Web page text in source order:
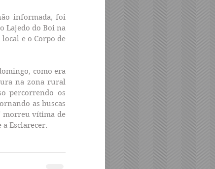
informada, foi
Lajedo do Boi na
e o Corpo de
como era
na zona rural
percorrendo os
as buscas
morreu vítima de
Esclarecer.